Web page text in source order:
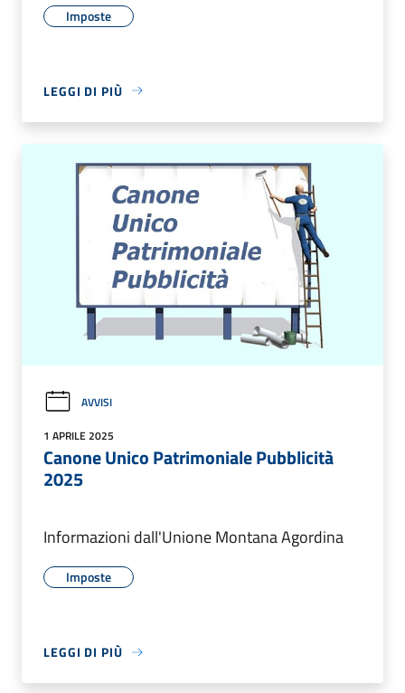
Imposte
LEGGI DI PIÙ
AVVISI
1 APRILE 2025
Canone Unico Patrimoniale Pubblicità
2025
Informazioni dall'Unione Montana Agordina
Imposte
LEGGI DI PIÙ